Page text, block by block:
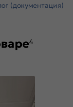
(документация)
4